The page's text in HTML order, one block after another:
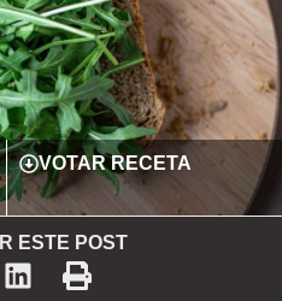
VOTAR RECETA
ESTE POST